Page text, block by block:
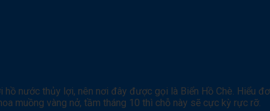
nước thủy lợi, nên nơi đây được gọi là Biển Hồ Chè. Hiểu
muồng vàng nở, tầm tháng 10 thì chỗ này sẽ cực kỳ rực rỡ.